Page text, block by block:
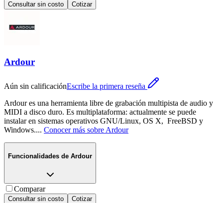
Consultar sin costo Cotizar
Ardour
Aún sin calificaciónEscribe la primera reseña
Ardour es una herramienta libre de grabación multipista de audio y
MIDI a disco duro. Es multiplataforma: actualmente se puede
instalar en sistemas operativos GNU/Linux, OS X, ​ FreeBSD​ y
Windows.... Conocer más sobre Ardour
Funcionalidades de Ardour
Comparar
Consultar sin costo Cotizar